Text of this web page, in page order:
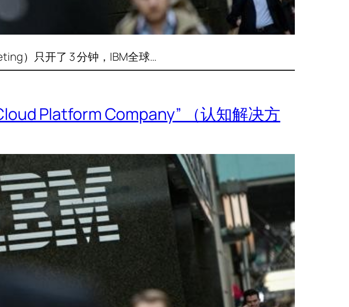
）只开了 3 分钟，IBM全球…
Platform Company” （认知解决方